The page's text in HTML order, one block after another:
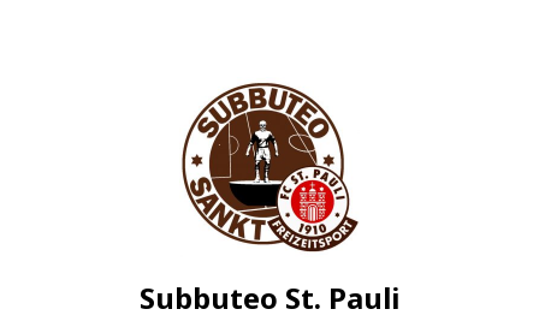
Subbuteo St. Pauli